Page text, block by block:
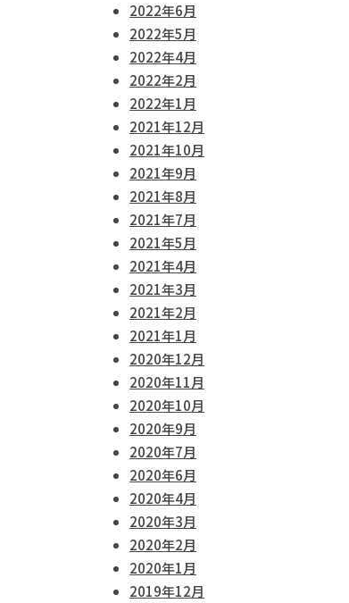
2022年6月
2022年5月
2022年4月
2022年2月
2022年1月
2021年12月
2021年10月
2021年9月
2021年8月
2021年7月
2021年5月
2021年4月
2021年3月
2021年2月
2021年1月
2020年12月
2020年11月
2020年10月
2020年9月
2020年7月
2020年6月
2020年4月
2020年3月
2020年2月
2020年1月
2019年12月